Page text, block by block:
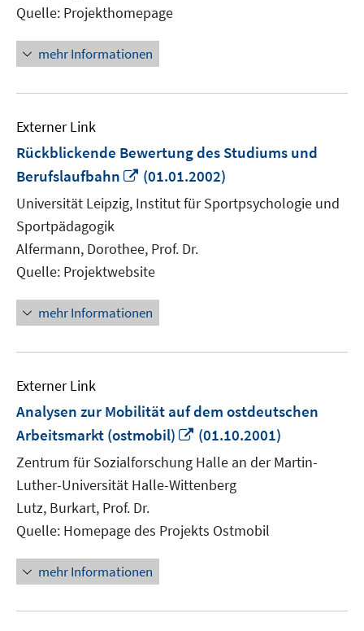
Quelle: Projekthomepage
mehr Informationen
Externer Link
Rückblickende Bewertung des Studiums und
Berufslaufbahn
In
neuem
Fenster
(01.01.2002)
Universität Leipzig, Institut für Sportpsychologie und
Sportpädagogik
Alfermann, Dorothee, Prof. Dr.
Quelle: Projektwebsite
mehr Informationen
Externer Link
Analysen zur Mobilität auf dem ostdeutschen
Arbeitsmarkt (ostmobil)
In
neuem
Fenster
öffnen
(01.10.2001)
Zentrum für Sozialforschung Halle an der Martin-
Luther-Universität Halle-Wittenberg
Lutz, Burkart, Prof. Dr.
Quelle: Homepage des Projekts Ostmobil
mehr Informationen